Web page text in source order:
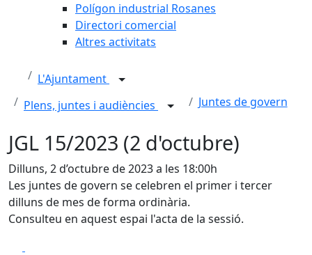
Polígon industrial Rosanes
Directori comercial
Altres activitats
L'Ajuntament
Plens, juntes i audiències
Juntes de govern
JGL 15/2023 (2 d'octubre)
Dilluns, 2 d’octubre de 2023 a les 18:00h
Les juntes de govern se celebren el primer i tercer
dilluns de mes de forma ordinària.
Consulteu en aquest espai l'acta de la sessió.